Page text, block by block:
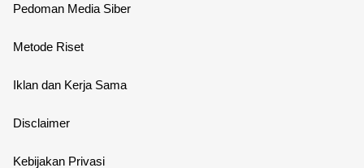
Pedoman Media Siber
Metode Riset
Iklan dan Kerja Sama
Disclaimer
Kebijakan Privasi